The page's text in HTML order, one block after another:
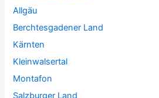
Allgäu
Berchtesgadener Land
Kärnten
Kleinwalsertal
Montafon
Salzburger Land